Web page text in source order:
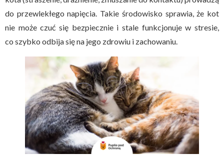
do przewlekłego napięcia. Takie środowisko sprawia, że kot
nie może czuć się bezpiecznie i stale funkcjonuje w stresie,
co szybko odbija się na jego zdrowiu i zachowaniu.